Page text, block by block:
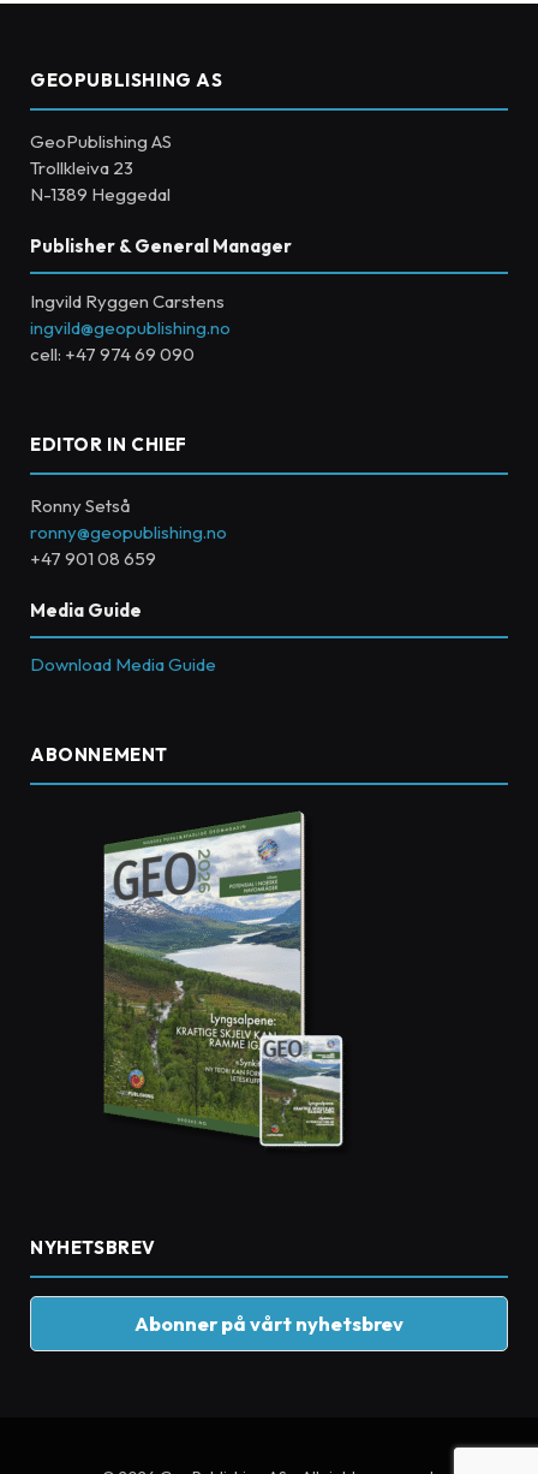
GEOPUBLISHING AS
GeoPublishing AS
Trollkleiva 23
N-1389 Heggedal
Publisher & General Manager
Ingvild Ryggen Carstens
ingvild@geopublishing.no
cell: +47 974 69 090
EDITOR IN CHIEF
Ronny Setså
ronny@geopublishing.no
+47 901 08 659
Media Guide
Download Media Guide
ABONNEMENT
NYHETSBREV
Abonner på vårt nyhetsbrev